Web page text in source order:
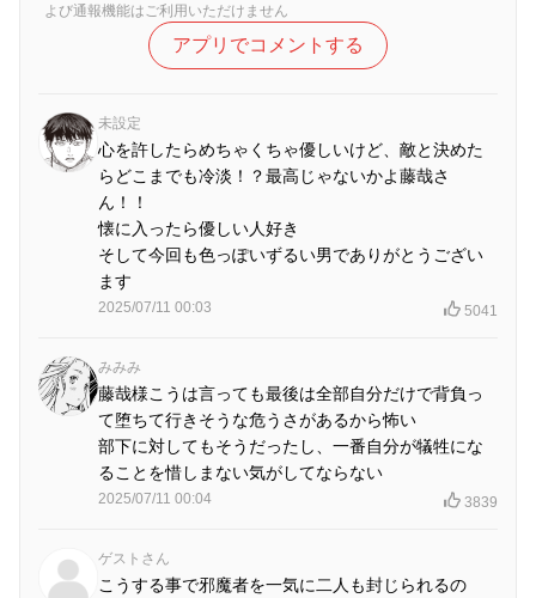
よび通報機能はご利用いただけません
アプリでコメントする
未設定
心を許したらめちゃくちゃ優しいけど、敵と決めた
らどこまでも冷淡！？最高じゃないかよ藤哉さ
ん！！
懐に入ったら優しい人好き
そして今回も色っぽいずるい男でありがとうござい
ます
2025/07/11 00:03 5041
みみみ
藤哉様こうは言っても最後は全部自分だけで背負っ
て堕ちて行きそうな危うさがあるから怖い
部下に対してもそうだったし、一番自分が犠牲にな
ることを惜しまない気がしてならない
2025/07/11 00:04 3839
ゲストさん
こうする事で邪魔者を一気に二人も封じられるの